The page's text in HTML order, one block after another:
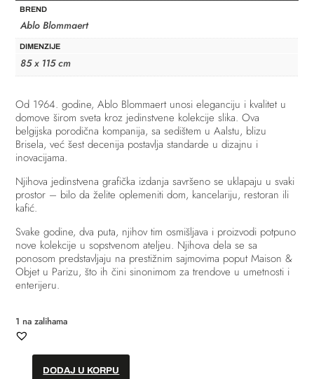
BREND
Ablo Blommaert
DIMENZIJE
85 x 115 cm
Od 1964. godine, Ablo Blommaert unosi eleganciju i kvalitet u
domove širom sveta kroz jedinstvene kolekcije slika. Ova
belgijska porodična kompanija, sa sedištem u Aalstu, blizu
Brisela, već šest decenija postavlja standarde u dizajnu i
inovacijama.
Njihova jedinstvena grafička izdanja savršeno se uklapaju u svaki
prostor – bilo da želite oplemeniti dom, kancelariju, restoran ili
kafić.
Svake godine, dva puta, njihov tim osmišljava i proizvodi potpuno
nove kolekcije u sopstvenom ateljeu. Njihova dela se sa
ponosom predstavljaju na prestižnim sajmovima poput Maison &
Objet u Parizu, što ih čini sinonimom za trendove u umetnosti i
enterijeru.
1 na zalihama
DODAJ U KORPU